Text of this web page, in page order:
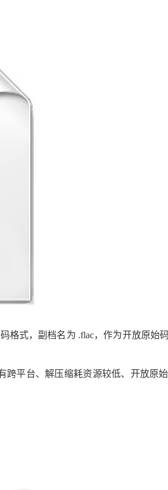
码格式，副档名为 .flac，作为开放原
跨平台、解压缩耗资源较低、开放原